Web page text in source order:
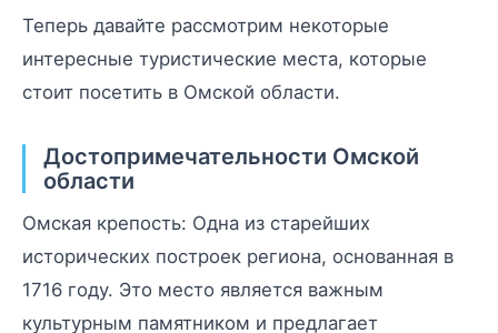
Теперь давайте рассмотрим некоторые
интересные туристические места, которые
стоит посетить в Омской области.
Достопримечательности Омской
области
Омская крепость: Одна из старейших
исторических построек региона, основанная в
1716 году. Это место является важным
культурным памятником и предлагает